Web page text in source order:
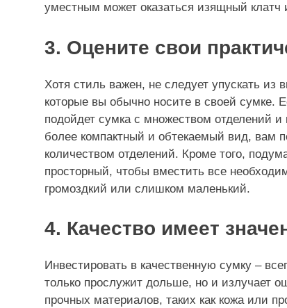
уместным может оказаться изящный клатч
3. Оцените свои
Хотя стиль важен, не следует упускать
которые вы обычно носите в своей
подойдет сумка с множеством отделений
более компактный и обтекаемый вид, вам
количеством отделений. Кроме того,
просторный, чтобы вместить все
громоздкий или слишком маленький.
4. Качество имеет
Инвестировать в качественную сумку –
только прослужит дольше, но и излучает
прочных материалов, таких как кожа или